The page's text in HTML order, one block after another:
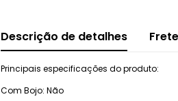
Descrição de detalhes Frete
Principais especificações do produto:
Com Bojo: Não